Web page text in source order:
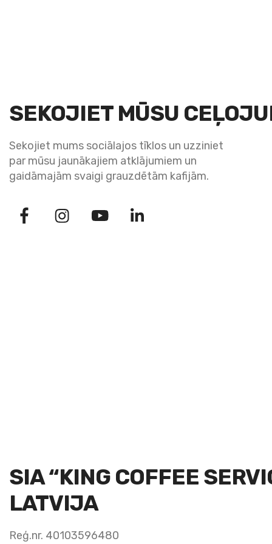
SEKOJIET MŪSU
Sekojiet mums sociālajos tīklos un uzziniet
par mūsu jaunākajiem atklājumiem un
gaidāmajām svaigi grauzdētām kafijām.
SIA “KING COFFEE
LATVIJA
Reģ.nr. 40103596480